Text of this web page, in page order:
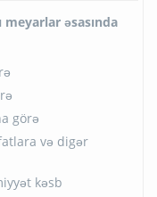
əsasında
görə
və digər
kəsb